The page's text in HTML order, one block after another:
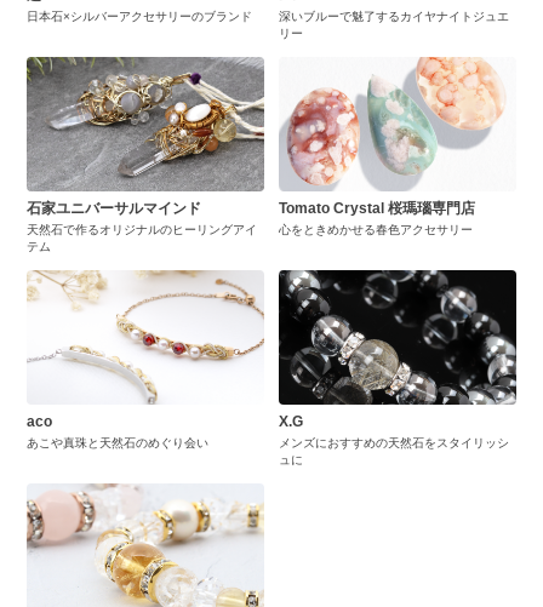
日本石×シルバーアクセサリーのブランド
深いブルーで魅了するカイヤナイトジュエ
リー
石家ユニバーサルマインド
天然石で作るオリジナルのヒーリングアイ
テム
Tomato Crystal 桜瑪瑙専門店
心をときめかせる春色アクセサリー
aco
あこや真珠と天然石のめぐり会い
X.G
メンズにおすすめの天然石をスタイリッシ
ュに